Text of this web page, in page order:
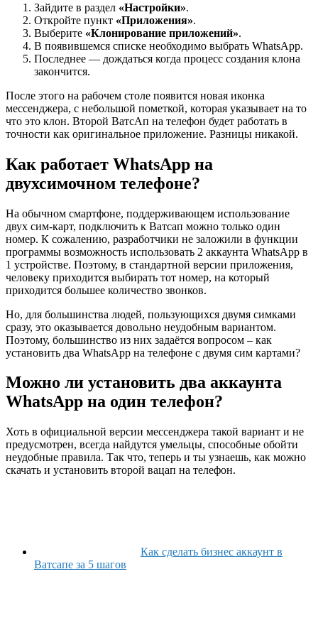
Зайдите в раздел «Настройки».
Откройте пункт «Приложения».
Выберите «Клонирование приложений».
В появившемся списке необходимо выбрать WhatsApp.
Последнее — дождаться когда процесс создания клона
закончится.
После этого на рабочем столе появится новая иконка
мессенджера, с небольшой пометкой, которая указывает на то
что это клон. Второй ВатсАп на телефон будет работать в
точности как оригинальное приложение. Разницы никакой.
Как работает WhatsApp на
двухсимочном телефоне?
На обычном смартфоне, поддерживающем использование
двух сим-карт, подключить к Ватсап можно только один
номер. К сожалению, разработчики не заложили в функции
программы возможность использовать 2 аккаунта WhatsApp в
1 устройстве. Поэтому, в стандартной версии приложения,
человеку приходится выбирать тот номер, на который
приходится большее количество звонков.
Но, для большинства людей, пользующихся двумя симками
сразу, это оказывается довольно неудобным вариантом.
Поэтому, большинство из них задаётся вопросом – как
установить два WhatsApp на телефоне с двумя сим картами?
Можно ли установить два аккаунта
WhatsApp на один телефон?
Хоть в официальной версии мессенджера такой вариант и не
предусмотрен, всегда найдутся умельцы, способные обойти
неудобные правила. Так что, теперь и ты узнаешь, как можно
скачать и установить второй вацап на телефон.
Как сделать бизнес аккаунт в
Ватсапе за 5 шагов